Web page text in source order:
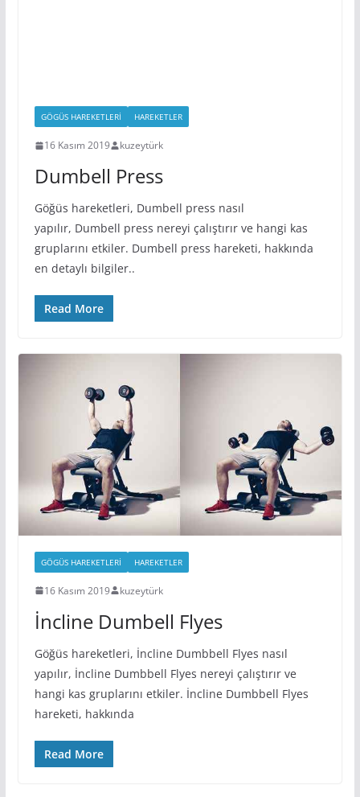
GÖGÜS HAREKETLERI HAREKETLER
16 Kasım 2019 kuzeytürk
Dumbell Press
Göğüs hareketleri, Dumbell press nasıl
yapılır, Dumbell press nereyi çalıştırır ve hangi kas
gruplarını etkiler. Dumbell press hareketi, hakkında
en detaylı bilgiler..
Read More
GÖGÜS HAREKETLERI HAREKETLER
16 Kasım 2019 kuzeytürk
İncline Dumbell Flyes
Göğüs hareketleri, İncline Dumbbell Flyes nasıl
yapılır, İncline Dumbbell Flyes nereyi çalıştırır ve
hangi kas gruplarını etkiler. İncline Dumbbell Flyes
hareketi, hakkında
Read More